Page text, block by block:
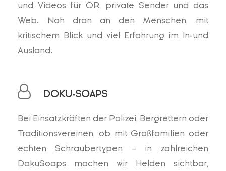
und Videos für ÖR, private Sender und das
Web. Nah dran an den Menschen, mit
kritischem Blick und viel Erfahrung im In-und
Ausland.
DOKU-SOAPS
Bei Einsatzkräften der Polizei, Bergrettern oder
Traditionsvereinen, ob mit Großfamilien oder
echten Schraubertypen – in zahlreichen
DokuSoaps machen wir Helden sichtbar,